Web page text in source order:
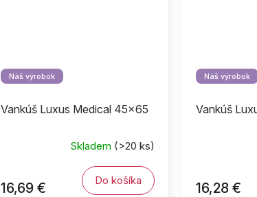
Náš výrobok
Vankúš Luxus Medical 45x65
Skladem (>20 ks)
16,69 € Do košíka
Náš výrobok
Vankúš
16,28 €